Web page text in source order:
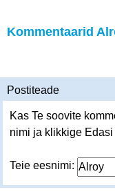
Kommentaarid
Postiteade
Kas Te soovite
nimi ja klikkige Edasi
Teie eesnimi: